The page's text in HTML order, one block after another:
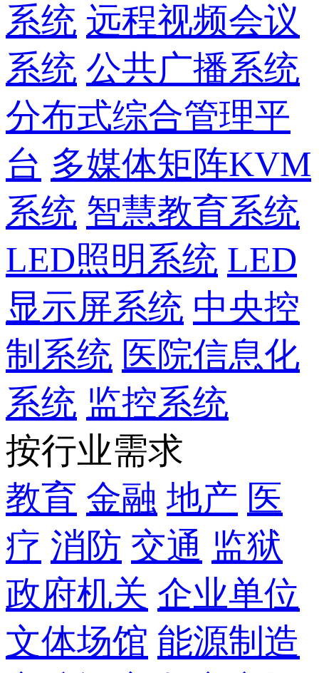
系统 远程视频会议
系统 公共广播系统
分布式综合管理平
台 多媒体矩阵KVM
系统 智慧教育系统
LED照明系统 LED
显示屏系统 中央控
制系统 医院信息化
系统 监控系统
按行业需求
教育 金融 地产 医
疗 消防 交通 监狱
政府机关 企业单位
文体场馆 能源制造